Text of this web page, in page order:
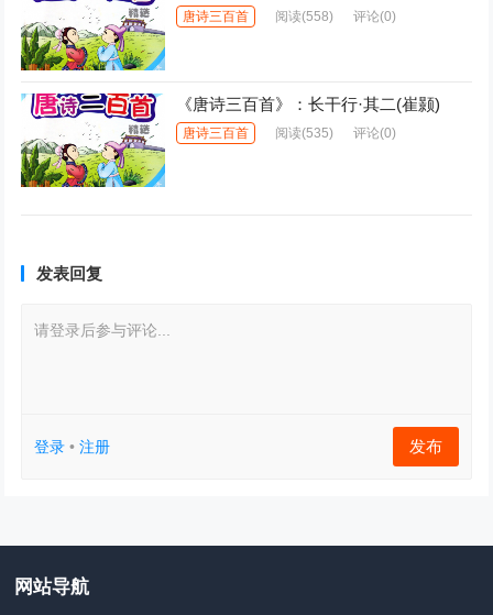
唐诗三百首 阅读(558) 评论(0)
《唐诗三百首》：长干行·其二(崔颢)
唐诗三百首 阅读(535) 评论(0)
发表回复
请登录后参与评论...
登录 •注册 发布
网站导航